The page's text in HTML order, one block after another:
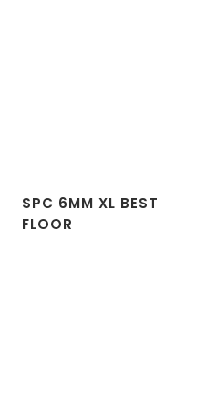
SPC 6MM XL BEST
FLOOR